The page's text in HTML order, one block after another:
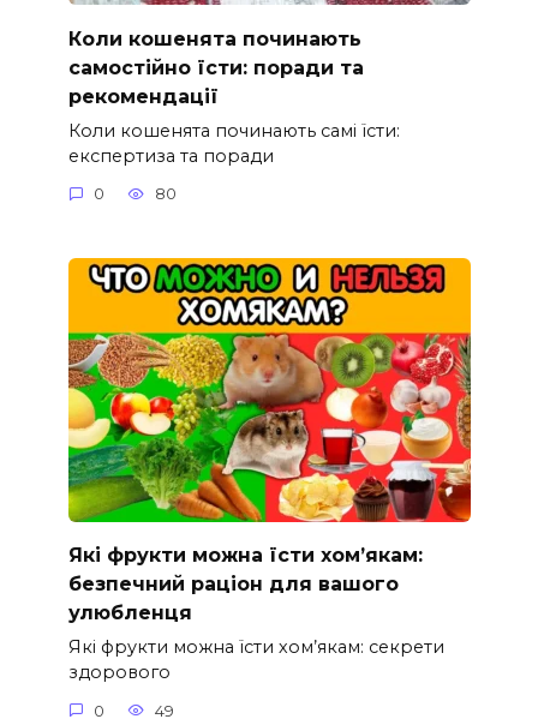
Коли кошенята починають
самостійно їсти: поради та
рекомендації
Коли кошенята починають самі їсти:
експертиза та поради
0 80
Які фрукти можна їсти хом’якам:
безпечний раціон для вашого
улюбленця
Які фрукти можна їсти хом’якам: секрети
здорового
0 49